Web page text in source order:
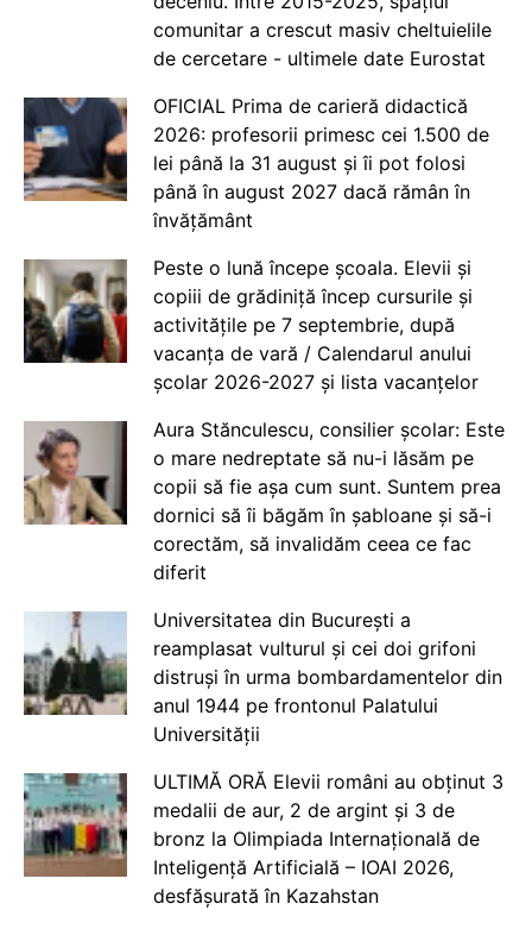
comunitar a crescut masiv cheltuielile
de cercetare - ultimele date Eurostat
OFICIAL Prima de carieră didactică
2026: profesorii primesc cei 1.500 de
lei până la 31 august și îi pot folosi
până în august 2027 dacă rămân în
învățământ
Peste o lună începe școala. Elevii și
copiii de grădiniță încep cursurile și
activitățile pe 7 septembrie, după
vacanța de vară / Calendarul anului
școlar 2026-2027 și lista vacanțelor
Aura Stănculescu, consilier școlar: Este
o mare nedreptate să nu-i lăsăm pe
copii să fie așa cum sunt. Suntem prea
dornici să îi băgăm în șabloane și să-i
corectăm, să invalidăm ceea ce fac
diferit
Universitatea din București a
reamplasat vulturul și cei doi grifoni
distruși în urma bombardamentelor din
anul 1944 pe frontonul Palatului
Universității
ULTIMĂ ORĂ Elevii români au obținut 3
medalii de aur, 2 de argint și 3 de
bronz la Olimpiada Internațională de
Inteligență Artificială – IOAI 2026,
desfășurată în Kazahstan